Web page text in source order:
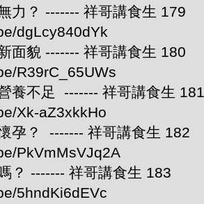
力？ ------- 祥哥講食生 179
dgLcy840dYk
面貌 ------- 祥哥講食生 180
R39rC_65UWs
養不足 ------- 祥哥講食生 181
Xk-aZ3xkkHo
孕？ ------- 祥哥講食生 182
PkVmMsVJq2A
？ ------- 祥哥講食生 183
5hndKi6dEVc